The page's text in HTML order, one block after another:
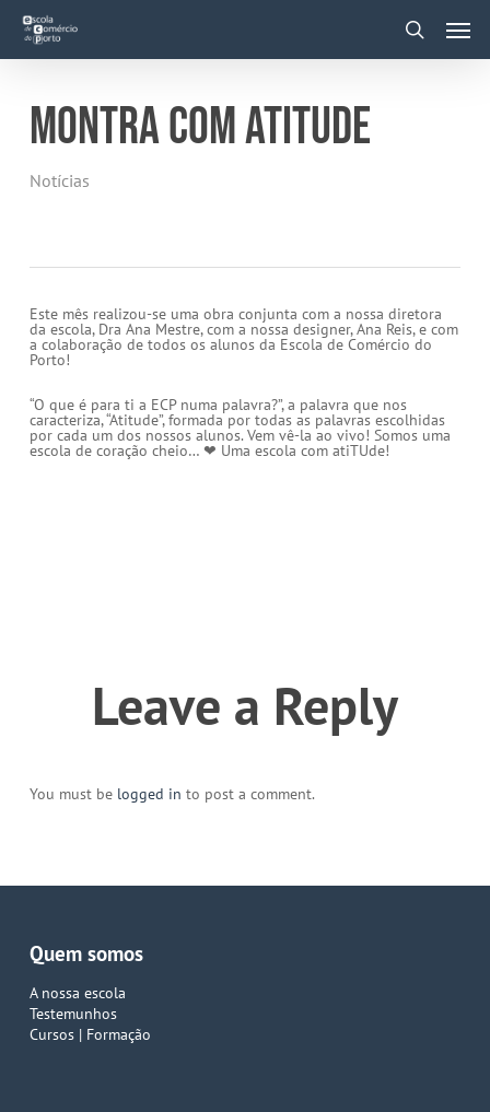
main
MONTRA COM ATITUDE
Notícias
Este mês realizou-se uma obra conjunta com a nossa diretora
da escola, Dra Ana Mestre, com a nossa designer, Ana Reis, e com
a colaboração de todos os alunos da Escola de Comércio do
Porto!
“O que é para ti a ECP numa palavra?”, a palavra que nos
caracteriza, “Atitude”, formada por todas as palavras escolhidas
por cada um dos nossos alunos. Vem vê-la ao vivo! Somos uma
escola de coração cheio… ❤ Uma escola com atiTUde!
Leave a Reply
You must be logged in to post a comment.
Quem somos
A nossa escola
Testemunhos
Cursos | Formação